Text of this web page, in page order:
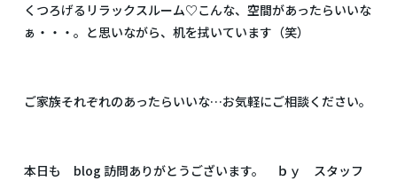
くつろげるリラックスルーム♡こんな、空間があったらいいな
ぁ・・・。と思いながら、机を拭いています（笑）
ご家族それぞれのあったらいいな…お気軽にご相談ください。
本日も blog 訪問ありがとうございます。 ｂｙ スタッフ